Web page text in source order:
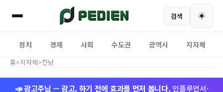
검색 ☀️
정치 경제 사회 수도권 광역시 지자체
홈>지자체>전남
📣 광고주님 — 광고, 하기 전에 효과를 먼저 봅니다. 인플루언서·